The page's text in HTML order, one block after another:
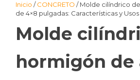
Inicio /CONCRETO / Molde cilíndrico
de 4×8 pulgadas: Características y Usos
Molde
hormigón de